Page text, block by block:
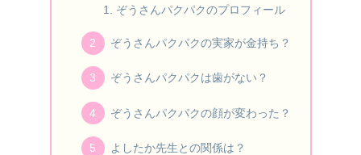
ぞうさんパクパクのプロフィール
ぞうさんパクパクの実家が金持ち？
ぞうさんパクパクは歯がない？
ぞうさんパクパクの顔が変わった？
よしたか先生との関係は？